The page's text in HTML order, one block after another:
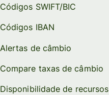
Códigos SWIFT/BIC
Códigos IBAN
Alertas de câmbio
Compare taxas de câmbio
Disponibilidade de recursos